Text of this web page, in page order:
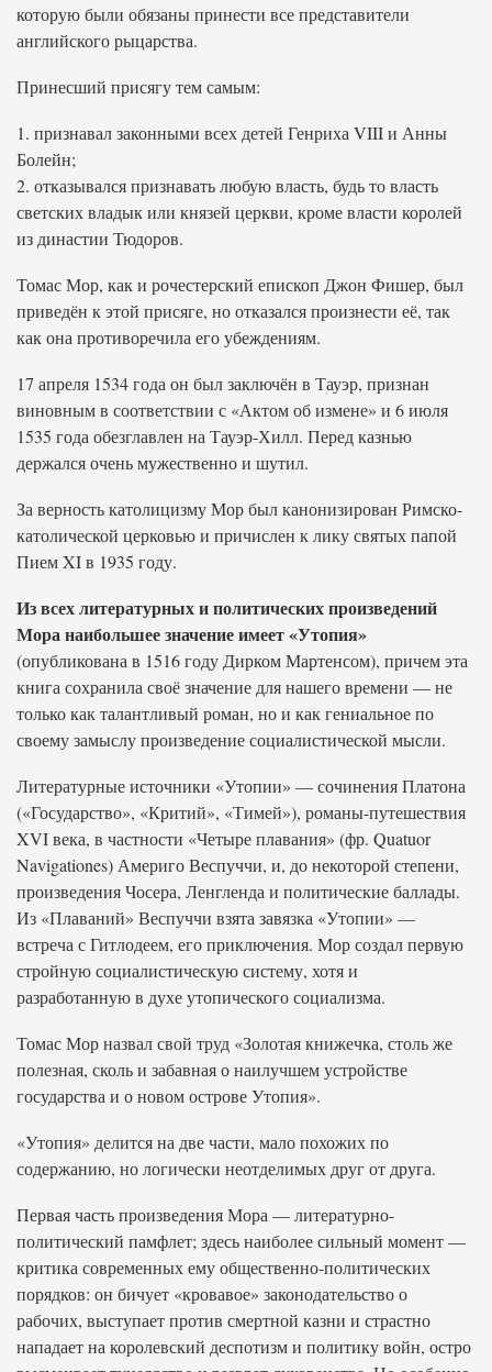
которую были обязаны принести все представители
английского рыцарства.
Принесший присягу тем самым:
1. признавал законными всех детей Генриха VIII и Анны
Болейн;
2. отказывался признавать любую власть, будь то власть
светских владык или князей церкви, кроме власти королей
из династии Тюдоров.
Томас Мор, как и рочестерский епископ Джон Фишер, был
приведён к этой присяге, но отказался произнести её, так
как она противоречила его убеждениям.
17 апреля 1534 года он был заключён в Тауэр, признан
виновным в соответствии с «Актом об измене» и 6 июля
1535 года обезглавлен на Тауэр-Хилл. Перед казнью
держался очень мужественно и шутил.
За верность католицизму Мор был канонизирован Римско-
католической церковью и причислен к лику святых папой
Пием XI в 1935 году.
Из всех литературных и политических произведений
Мора наибольшее значение имеет «Утопия»
(опубликована в 1516 году Дирком Мартенсом), причем эта
книга сохранила своё значение для нашего времени — не
только как талантливый роман, но и как гениальное по
своему замыслу произведение социалистической мысли.
Литературные источники «Утопии» — сочинения Платона
(«Государство», «Критий», «Тимей»), романы-путешествия
XVI века, в частности «Четыре плавания» (фр. Quatuor
Navigationes) Америго Веспуччи, и, до некоторой степени,
произведения Чосера, Ленгленда и политические баллады.
Из «Плаваний» Веспуччи взята завязка «Утопии» —
встреча с Гитлодеем, его приключения. Мор создал первую
стройную социалистическую систему, хотя и
разработанную в духе утопического социализма.
Томас Мор назвал свой труд «Золотая книжечка, столь же
полезная, сколь и забавная о наилучшем устройстве
государства и о новом острове Утопия».
«Утопия» делится на две части, мало похожих по
содержанию, но логически неотделимых друг от друга.
Первая часть произведения Мора — литературно-
политический памфлет; здесь наиболее сильный момент —
критика современных ему общественно-политических
порядков: он бичует «кровавое» законодательство о
рабочих, выступает против смертной казни и страстно
нападает на королевский деспотизм и политику войн, остро